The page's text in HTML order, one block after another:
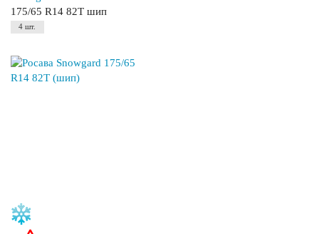
175/65 R14 82T шип
4 шт.